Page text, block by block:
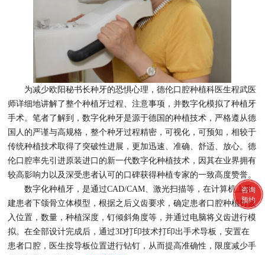
为减少欧阳秘书长种牙的恐惧心理，德伦口腔种植科医生程武医
师详细地讲解了整个种植牙过程、注意事项，并数字化模拟了种植牙
手术。笔者了解到，数字化种牙是源于德国的种植技术，严格遵从德
国人的严谨与高规格，整个种牙过程精密，可视化，可预知，相较于
传统种植技术取得了突破性进展，更加迅速、准确、舒适、放心。德
伦口腔率先引进原装进口的新一代数字化种植技术，因其在业界拥有
较高影响力以及深受患者认可的口碑获得种植专家的一致高度赞誉。
数字化种植牙，是通过CAD/CAM、激光扫描等，在计算机上重
建患者下颌骨立体模型，根据之后义齿要求，确定患者口腔种植钉嵌
入位置，数量，种植深度，钉倾斜角度等，并通过电脑将义齿进行模
拟。在全部设计完成后，通过3D打印技术打印出手术导板，安置在
患者口腔，医生按导板位置进行钻钉，从而提高准确性，限度减少手
咨询
预约